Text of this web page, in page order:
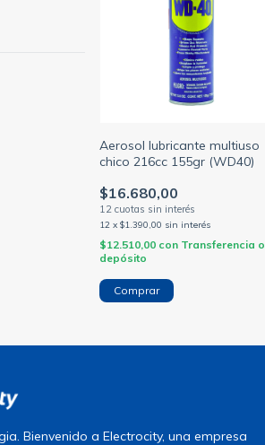
Aerosol lubricante multiuso
chico 216cc 155gr (WD40)
$16.680,00
12 x$1.390,00 sin interés
$12.510,00 con Transferencia o
depósito
Bienvenido a Electrocity, una empresa